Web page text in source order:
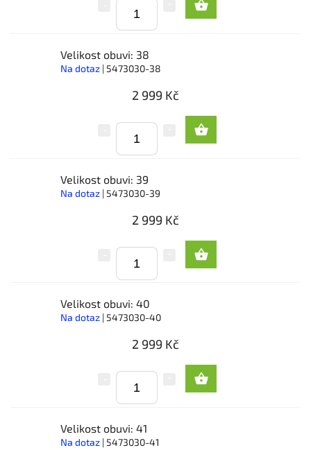
Velikost obuvi: 38
Na dotaz | 5473030-38
2 999 Kč
Velikost obuvi: 39
Na dotaz | 5473030-39
2 999 Kč
Velikost obuvi: 40
Na dotaz | 5473030-40
2 999 Kč
Velikost obuvi: 41
Na dotaz | 5473030-41